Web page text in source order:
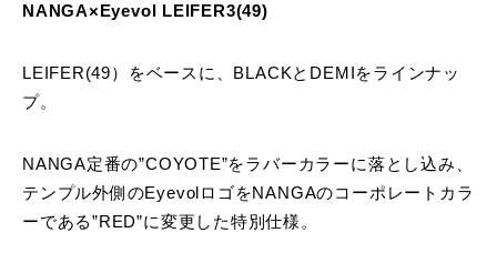
NANGA×Eyevol LEIFER3(49)
LEIFER(49）をベースに、BLACKとDEMIをラインナッ
プ。
NANGA定番の”COYOTE”をラバーカラーに落とし込み、
テンプル外側のEyevolロゴをNANGAのコーポレートカラ
ーである”RED”に変更した特別仕様。